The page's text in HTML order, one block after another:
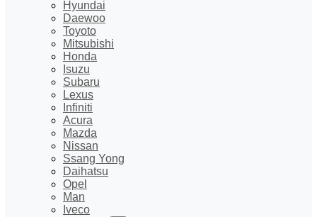
Hyundai
Daewoo
Toyoto
Mitsubishi
Honda
Isuzu
Subaru
Lexus
Infiniti
Acura
Mazda
Nissan
Ssang Yong
Daihatsu
Opel
Man
Iveco